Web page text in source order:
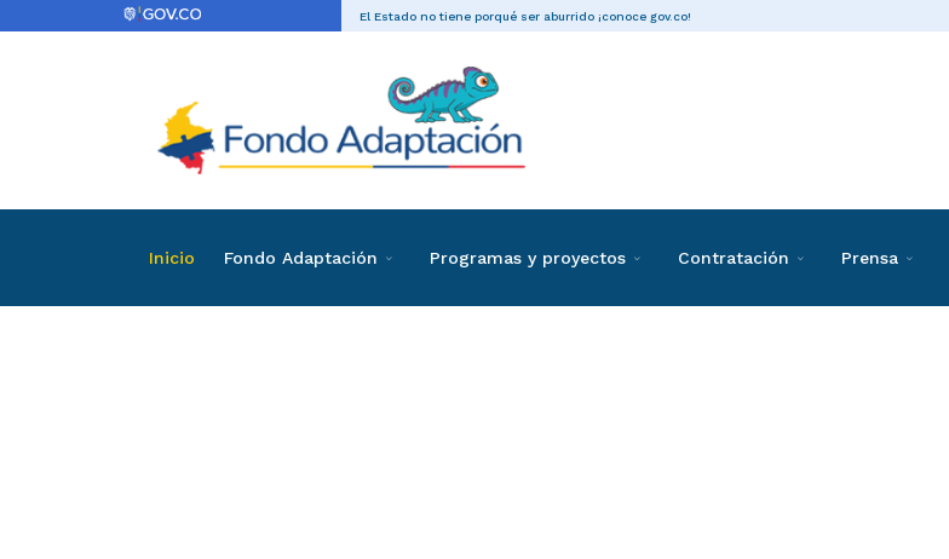
El Estado no tiene porqué ser aburrido ¡conoce gov.co!
Inicio Fondo Adaptación Programas y proyectos Contratación Prensa
Directas